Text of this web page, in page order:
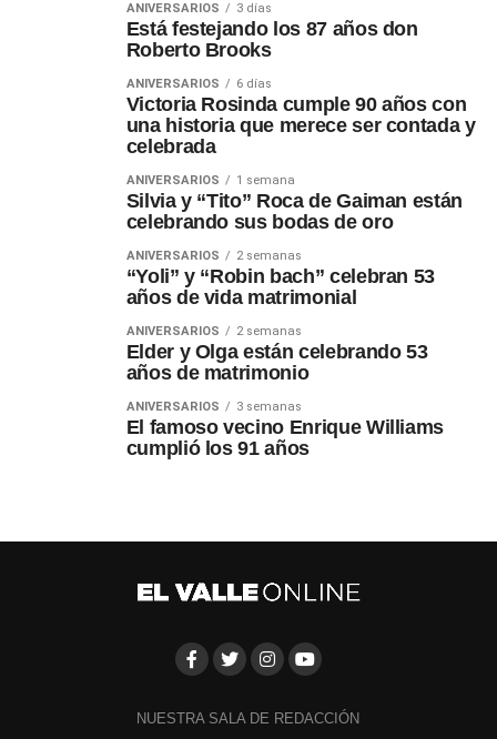
ANIVERSARIOS 3 días
Está festejando los 87 años don
Roberto Brooks
ANIVERSARIOS 6 días
Victoria Rosinda cumple 90 años con
una historia que merece ser contada y
celebrada
ANIVERSARIOS 1 semana
Silvia y “Tito” Roca de Gaiman están
celebrando sus bodas de oro
ANIVERSARIOS 2 semanas
“Yoli” y “Robin bach” celebran 53
años de vida matrimonial
ANIVERSARIOS 2 semanas
Elder y Olga están celebrando 53
años de matrimonio
ANIVERSARIOS 3 semanas
El famoso vecino Enrique Williams
cumplió los 91 años
NUESTRA SALA DE REDACCIÓN